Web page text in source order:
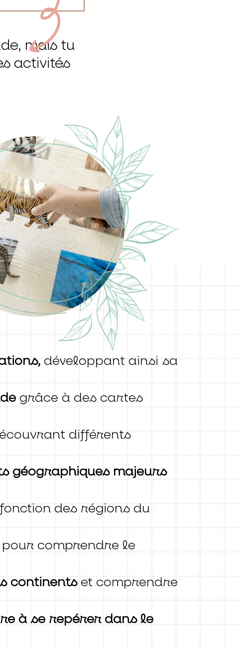
mais tu
activités
développant ainsi sa
grâce à des cartes
différents
géographiques majeurs
des régions du
comprendre le
continentset comprendre
à se repérer dans le